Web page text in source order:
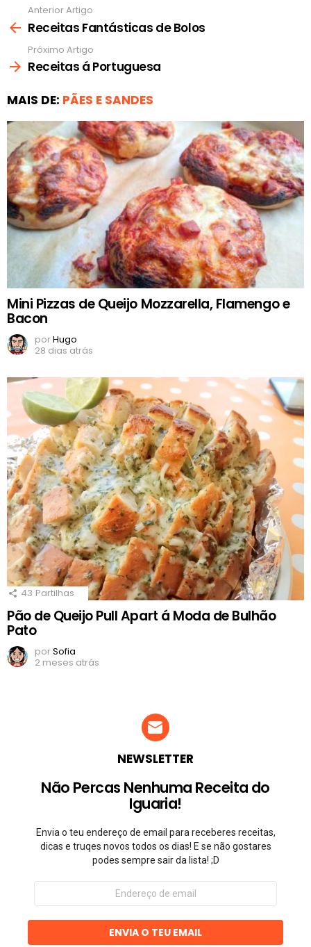
mais
Anterior Artigo
Receitas Fantásticas de Bolos
Próximo Artigo
Receitas á Portuguesa
MAIS DE: PÃES E SANDES
Mini Pizzas de Queijo Mozzarella, Flamengo e
Bacon
porHugo
28 dias atrás
43 Partilhas
Pão de Queijo Pull Apart á Moda de Bulhão
Pato
porSofia
2 meses atrás
NEWSLETTER
Não Percas Nenhuma Receita do
Iguaria!
Envia o teu endereço de email para receberes receitas,
dicas e truqes novos todos os dias! E se não gostares
podes sempre sair da lista! ;D
Endereço
email
ENVIA O TEU EMAIL